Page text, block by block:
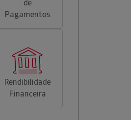
de
Pagamentos
Rendibilidade
Financeira